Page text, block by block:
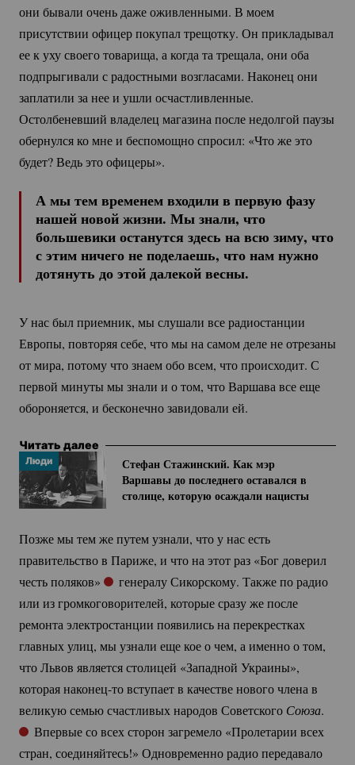
они бывали очень даже оживленными. В моем
присутствии офицер покупал трещотку. Он прикладывал
ее к уху своего товарища, а когда та трещала, они оба
подпрыгивали с радостными возгласами. Наконец они
заплатили за нее и ушли осчастливленные.
Остолбеневший владелец магазина после недолгой паузы
обернулся ко мне и беспомощно спросил: «Что же это
будет? Ведь это офицеры».
А мы тем временем входили в первую фазу
нашей новой жизни. Мы знали, что
большевики останутся здесь на всю зиму, что
с этим ничего не поделаешь, что нам нужно
дотянуть до этой далекой весны.
У нас был приемник, мы слушали все радиостанции
Европы, повторяя себе, что мы на самом деле не отрезаны
от мира, потому что знаем обо всем, что происходит. С
первой минуты мы знали и о том, что Варшава все еще
обороняется, и бесконечно завидовали ей.
Читать далее
Люди
Стефан Стажинский. Как мэр
Варшавы до последнего оставался в
столице, которую осаждали нацисты
Позже мы тем же путем узнали, что у нас есть
правительство в Париже, и что на этот раз «Бог доверил
честь поляков»
генералу Сикорскому. Также по радио
или из громкоговорителей, которые сразу же после
ремонта электростанции появились на перекрестках
главных улиц, мы узнали еще кое о чем, а именно о том,
что Львов является столицей «Западной Украины»,
котораянаконец-товступает в качестве нового члена в
великую семью счастливых народов Советского Союза.
Впервые со всех сторон загремело «Пролетарии всех
стран, соединяйтесь!» Одновременно радио передавало